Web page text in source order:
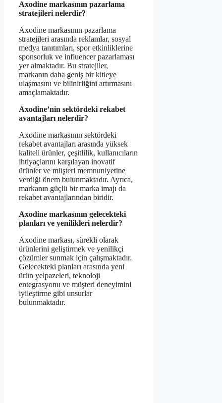
Axodine markasının pazarlama
stratejileri nelerdir?
Axodine markasının pazarlama
stratejileri arasında reklamlar, sosyal
medya tanıtımları, spor etkinliklerine
sponsorluk ve influencer pazarlaması
yer almaktadır. Bu stratejiler,
markanın daha geniş bir kitleye
ulaşmasını ve bilinirliğini artırmasını
amaçlamaktadır.
Axodine’nin sektördeki rekabet
avantajları nelerdir?
Axodine markasının sektördeki
rekabet avantajları arasında yüksek
kaliteli ürünler, çeşitlilik, kullanıcıların
ihtiyaçlarını karşılayan inovatif
ürünler ve müşteri memnuniyetine
verdiği önem bulunmaktadır. Ayrıca,
markanın güçlü bir marka imajı da
rekabet avantajlarından biridir.
Axodine markasının gelecekteki
planları ve yenilikleri nelerdir?
Axodine markası, sürekli olarak
ürünlerini geliştirmek ve yenilikçi
çözümler sunmak için çalışmaktadır.
Gelecekteki planları arasında yeni
ürün yelpazeleri, teknoloji
entegrasyonu ve müşteri deneyimini
iyileştirme gibi unsurlar
bulunmaktadır.